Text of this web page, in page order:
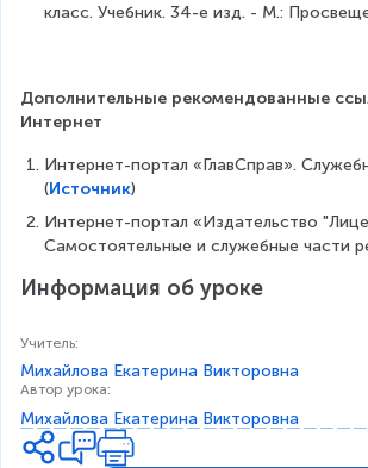
класс. Учебник. 34-е изд. - М.:
Дополнительные рекомендованные
Интернет
Интернет-портал «ГлавСправ».
(Источник)
Интернет-портал «Издательство
Самостоятельные и служебные части
Информация об уроке
Учитель:
Михайлова Екатерина Викторовна
Автор урока:
Михайлова Екатерина Викторовна